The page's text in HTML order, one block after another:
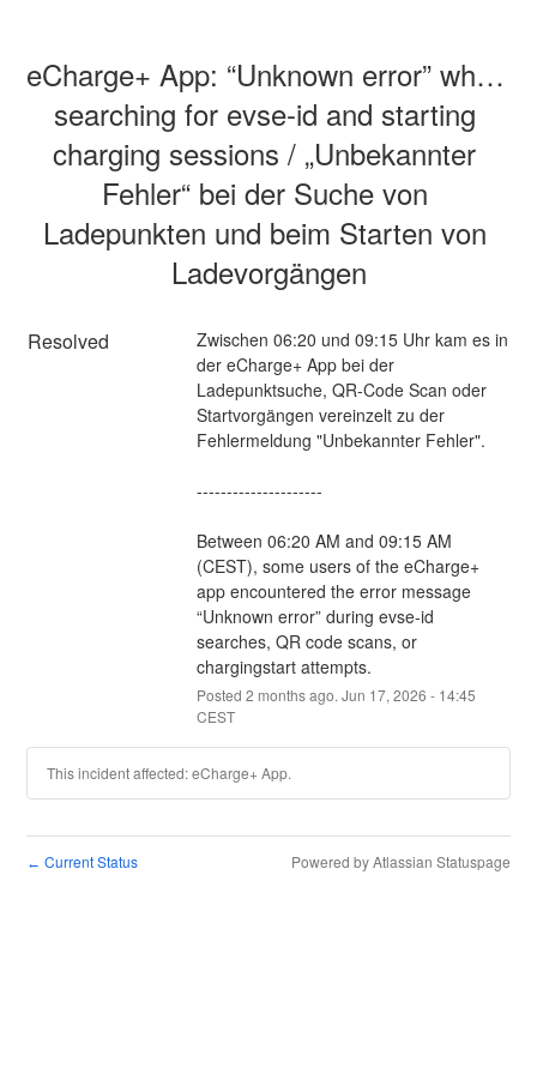
eCharge+ App: “Unknown error” when
searching for evse-id and starting
charging sessions / „Unbekannter
Fehler“ bei der Suche von
Ladepunkten und beim Starten von
Ladevorgängen
Resolved
Zwischen 06:20 und 09:15 Uhr kam es in
der eCharge+ App bei der
Ladepunktsuche, QR-Code Scan oder
Startvorgängen vereinzelt zu der
Fehlermeldung "Unbekannter Fehler".
---------------------
Between 06:20 AM and 09:15 AM
(CEST), some users of the eCharge+
app encountered the error message
“Unknown error” during evse-id
searches, QR code scans, or
chargingstart attempts.
Posted 2 months ago. Jun 17, 2026 - 14:45
CEST
This incident affected: eCharge+ App.
← Current Status Powered by Atlassian Statuspage